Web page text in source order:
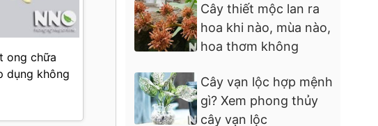
ong chữa
dụng không
Cây thiết mộc lan ra
hoa khi nào, mùa nào,
hoa thơm không
Cây vạn lộc hợp mệnh
gì? Xem phong thủy
cây vạn lộc